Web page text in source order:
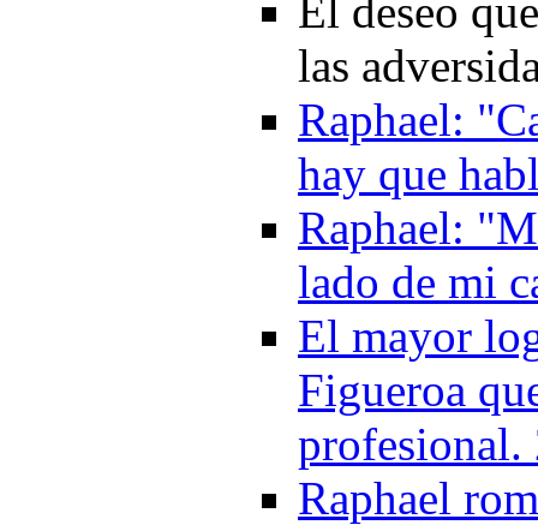
El deseo
las
Raphael:
hay que
Raphael:
lado de mi
El mayor
Figueroa
profesional.
Raphael